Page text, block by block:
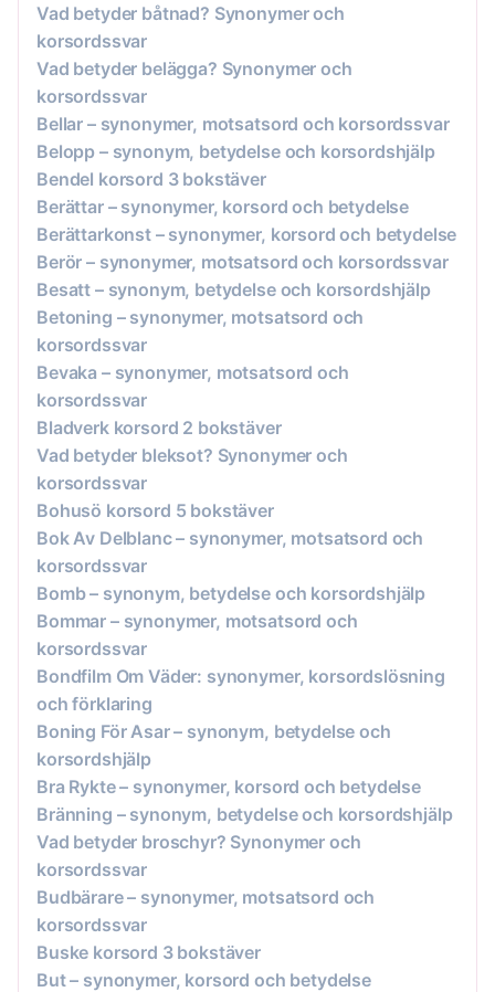
Vad betyder båtnad? Synonymer och
korsordssvar
Vad betyder belägga? Synonymer och
korsordssvar
Bellar – synonymer, motsatsord och korsordssvar
Belopp – synonym, betydelse och korsordshjälp
Bendel korsord 3 bokstäver
Berättar – synonymer, korsord och betydelse
Berättarkonst – synonymer, korsord och betydelse
Berör – synonymer, motsatsord och korsordssvar
Besatt – synonym, betydelse och korsordshjälp
Betoning – synonymer, motsatsord och
korsordssvar
Bevaka – synonymer, motsatsord och
korsordssvar
Bladverk korsord 2 bokstäver
Vad betyder bleksot? Synonymer och
korsordssvar
Bohusö korsord 5 bokstäver
Bok Av Delblanc – synonymer, motsatsord och
korsordssvar
Bomb – synonym, betydelse och korsordshjälp
Bommar – synonymer, motsatsord och
korsordssvar
Bondfilm Om Väder: synonymer, korsordslösning
och förklaring
Boning För Asar – synonym, betydelse och
korsordshjälp
Bra Rykte – synonymer, korsord och betydelse
Bränning – synonym, betydelse och korsordshjälp
Vad betyder broschyr? Synonymer och
korsordssvar
Budbärare – synonymer, motsatsord och
korsordssvar
Buske korsord 3 bokstäver
But – synonymer, korsord och betydelse